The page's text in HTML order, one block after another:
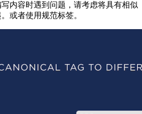
内容时遇到问题，请考虑将具有相似
或者使用规范标签。